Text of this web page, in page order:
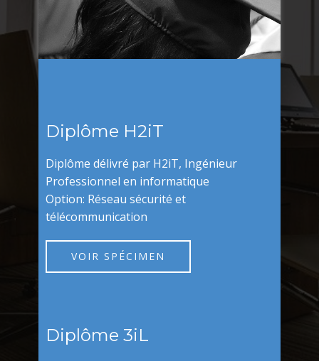
Diplôme H2iT
Diplôme délivré par H2iT, Ingénieur
Professionnel en informatique
Option: Réseau sécurité et
télécommunication
VOIR SPÉCIMEN
Diplôme 3iL